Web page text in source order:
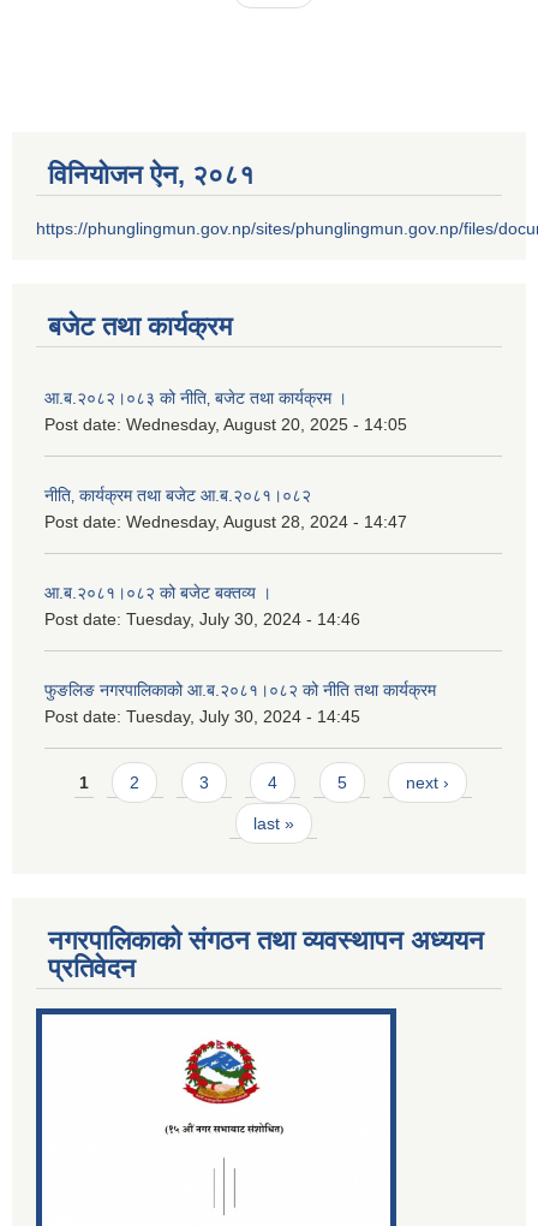
विनियोजन ऐन‚ २०८१
https://phunglingmun.gov.np/sites/phunglingmun.gov.np/files/
बजेट तथा कार्यक्रम
आ.ब.२०८२।०८३ को नीति‚ बजेट तथा कार्यक्रम ।
Post date: Wednesday, August 20, 2025 - 14:05
नीति‚ कार्यक्रम तथा बजेट आ.ब.२०८१।०८२
Post date: Wednesday, August 28, 2024 - 14:47
आ.ब.२०८१।०८२ को बजेट बक्तव्य ।
Post date: Tuesday, July 30, 2024 - 14:46
फुङलिङ नगरपालिकाको आ.ब.२०८१।०८२ को नीति तथा कार्यक्रम
Post date: Tuesday, July 30, 2024 - 14:45
Pages
1 2 3 4 5 next ›
last »
नगरपालिकाको संगठन तथा व्यवस्थापन अध्ययन
प्रतिवेदन